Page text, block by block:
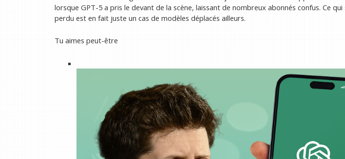
lorsque GPT-5 a pris le devant de la scène, laissant de nombreux abonnés confus. Ce
perdu est en fait juste un cas de modèles déplacés ailleurs.
Tu aimes peut-être